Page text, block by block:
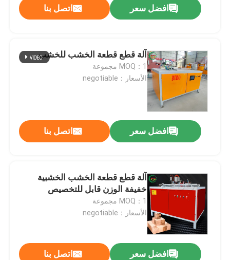
افضل سعر اتصل بنا
آلة قطع قطعة الخشب للخشب
MOQ：1 مجموعة
الأسعار：negotiable
افضل سعر اتصل بنا
آلة قطع قطعة الخشب الخشبية
خفيفة الوزن قابل للتخصيص
MOQ：1 مجموعة
الأسعار：negotiable
افضل سعر اتصل بنا